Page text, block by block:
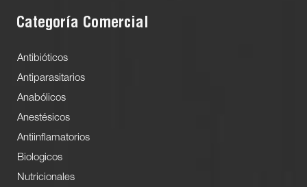
Categoría Comercial
Antibióticos
Antiparasitarios
Anabólicos
Anestésicos
Antiinflamatorios
Biologicos
Nutricionales